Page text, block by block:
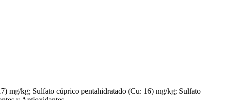
mg/kg; Sulfato cúprico pentahidratado (Cu: 16) mg/kg; Sulfato